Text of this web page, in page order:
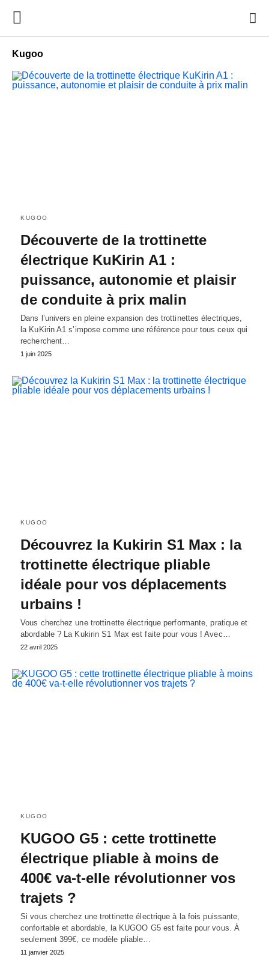
Kugoo
KUGOO
Découverte de la trottinette
électrique KuKirin A1 :
puissance, autonomie et plaisir
de conduite à prix malin
Dans l’univers en pleine expansion des trottinettes électriques,
la KuKirin A1 s’impose comme une référence pour tous ceux qui
recherchent…
1 juin 2025
KUGOO
Découvrez la Kukirin S1 Max : la
trottinette électrique pliable
idéale pour vos déplacements
urbains !
Vous cherchez une trottinette électrique performante, pratique et
abordable ? La Kukirin S1 Max est faite pour vous ! Avec…
22 avril 2025
KUGOO
KUGOO G5 : cette trottinette
électrique pliable à moins de
400€ va-t-elle révolutionner vos
trajets ?
Si vous cherchez une trottinette électrique à la fois puissante,
confortable et abordable, la KUGOO G5 est faite pour vous. À
seulement 399€, ce modèle pliable…
11 janvier 2025